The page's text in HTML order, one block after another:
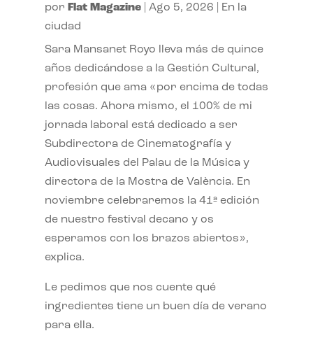
por Flat Magazine| Ago 5, 2026
En la
ciudad
Sara Mansanet Royo lleva más de quince
años dedicándose a la Gestión Cultural,
profesión que ama «por encima de todas
las cosas. Ahora mismo, el 100% de mi
jornada laboral está dedicado a ser
Subdirectora de Cinematografía y
Audiovisuales del Palau de la Música y
directora de la Mostra de València. En
noviembre celebraremos la 41ª edición
de nuestro festival decano y os
esperamos con los brazos abiertos»,
explica.
Le pedimos que nos cuente qué
ingredientes tiene un buen día de verano
para ella.